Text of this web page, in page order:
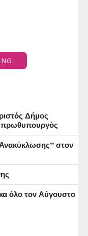
Δήμος
πρωθυπουργός
Ανακύκλωσης” στον
όλο τον Αύγουστο